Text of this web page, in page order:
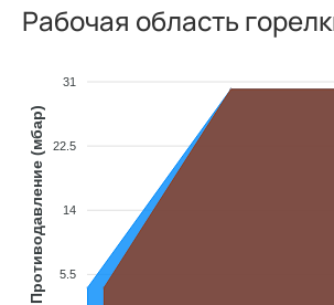
Рабочая область
31
22.5
14
5.5
Противодавление (мбар)